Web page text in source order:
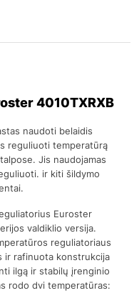
4010TXRXB
naudoti belaidis
reguliuoti temperatūrą
Jis naudojamas
ir kiti šildymo
Euroster
valdiklio versija.
reguliatoriaus
ir rafinuota konstrukcija
ilgą ir stabilų įrenginio
rodo dvi temperatūras: